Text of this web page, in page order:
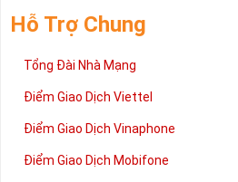
Hỗ Trợ Chung
Tổng Đài Nhà Mạng
Điểm Giao Dịch Viettel
Điểm Giao Dịch Vinaphone
Điểm Giao Dịch Mobifone